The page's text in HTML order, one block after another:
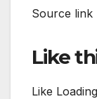
Source link
Like
Like